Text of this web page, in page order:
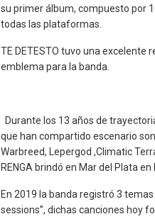
su primer álbum, compuesto por
todas las plataformas.
TE DETESTO tuvo una excelente
emblema para la banda.
Durante los 13 años de
que han compartido escenario
Warbreed, Lepergod ,Climatic
RENGA brindó en Mar del Plata en
En 2019 la banda registró 3
sessions”, dichas canciones hoy